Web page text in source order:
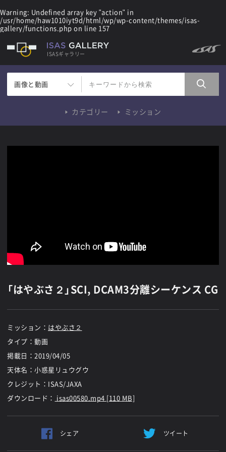
Warning: Undefined array key "action" in
/usr/home/haw1010iyt9d/html/wp/wp-content/themes/isas-
gallery/functions.php on line 157
ISASギャラリー
画像と動画
カテゴリー ミッション
「はやぶさ２」SCI, DCAM3分離シーケンス CG
ミッション： はやぶさ２
タイプ：動画
掲載日： 2019/04/05
天体名：小惑星リュウグウ
クレジット：ISAS/JAXA
ダウンロード： isas00580.mp4 [110 MB]
シェア ツイート